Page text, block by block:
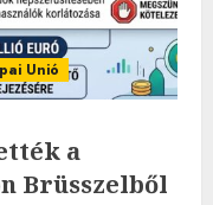
Unió
a
Brüsszelből